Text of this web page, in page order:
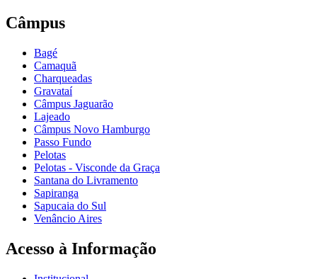
Câmpus
Bagé
Camaquã
Charqueadas
Gravataí
Câmpus Jaguarão
Lajeado
Câmpus Novo Hamburgo
Passo Fundo
Pelotas
Pelotas - Visconde da Graça
Santana do Livramento
Sapiranga
Sapucaia do Sul
Venâncio Aires
Acesso à Informação